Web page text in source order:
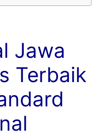
Jawa
Terbaik